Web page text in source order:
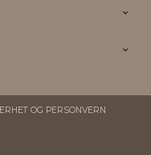
OG PERSONVERN